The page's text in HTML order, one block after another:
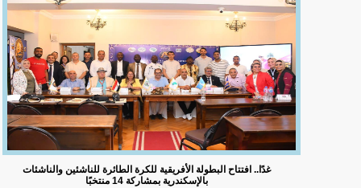
غدًا.. افتتاح البطولة الأفريقية للكرة الطائرة للناشئين والناشئات
بالإسكندرية بمشاركة 14 منتخبًا